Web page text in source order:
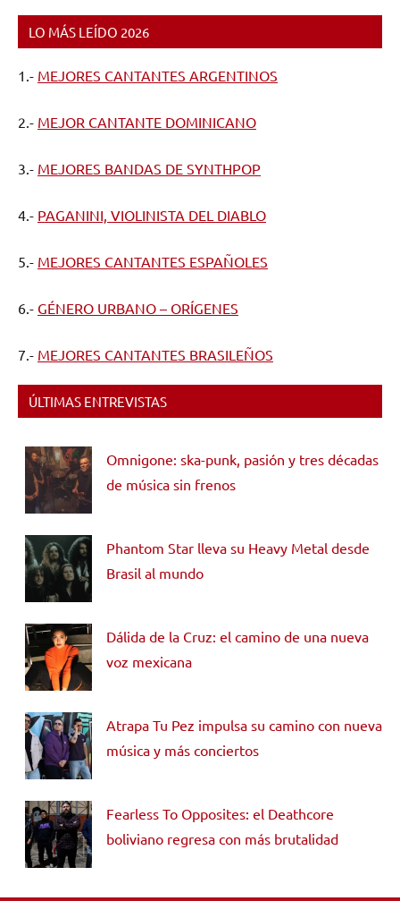
LO MÁS LEÍDO 2026
1.- MEJORES CANTANTES ARGENTINOS
2.- MEJOR CANTANTE DOMINICANO
3.- MEJORES BANDAS DE SYNTHPOP
4.- PAGANINI, VIOLINISTA DEL DIABLO
5.- MEJORES CANTANTES ESPAÑOLES
6.- GÉNERO URBANO – ORÍGENES
7.- MEJORES CANTANTES BRASILEÑOS
ÚLTIMAS ENTREVISTAS
Omnigone: ska-punk, pasión y tres décadas
de música sin frenos
Phantom Star lleva su Heavy Metal desde
Brasil al mundo
Dálida de la Cruz: el camino de una nueva
voz mexicana
Atrapa Tu Pez impulsa su camino con nueva
música y más conciertos
Fearless To Opposites: el Deathcore
boliviano regresa con más brutalidad